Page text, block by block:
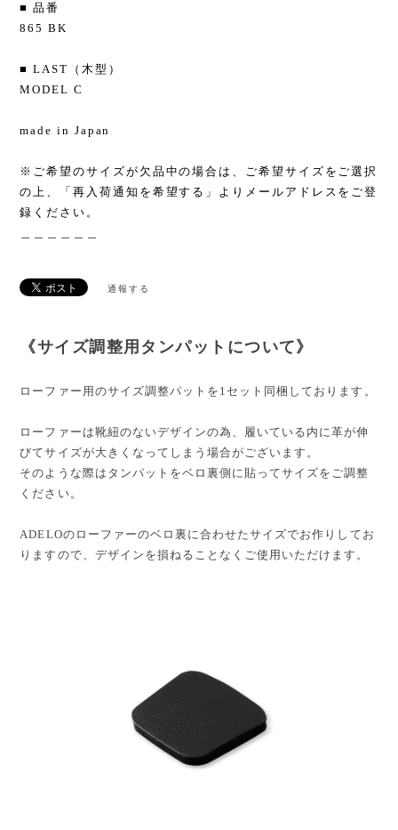
■ 品番
865 BK
■ LAST（木型）
MODEL C
made in Japan
※ご希望のサイズが欠品中の場合は、ご希望サイズをご選択
の上、「再入荷通知を希望する」よりメールアドレスをご登
録ください。
通報する
《サイズ調整用タンパットについて》
ローファー用のサイズ調整パットを1セット同梱しております。
ローファーは靴紐のないデザインの為、履いている内に革が伸
びてサイズが大きくなってしまう場合がございます。
そのような際はタンパットをベロ裏側に貼ってサイズをご調整
ください。
ADELOのローファーのベロ裏に合わせたサイズでお作りしてお
りますので、デザインを損ねることなくご使用いただけます。